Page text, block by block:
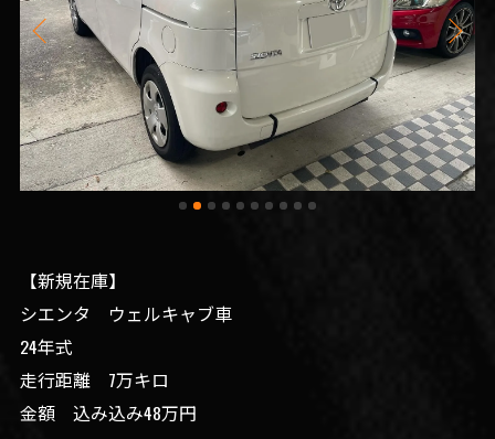
【新規在庫】
シエンタ ウェルキャブ車
24年式
走行距離 7万キロ
金額 込み込み48万円